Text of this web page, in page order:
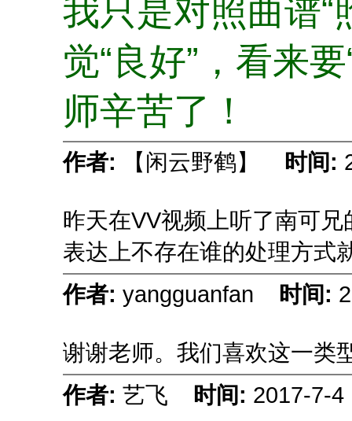
我只是对照曲谱“
觉“良好”，看来
师辛苦了！
作者: 【闲云野鹤】 时间:
昨天在VV视频上听了南可
表达上不存在谁的处理方式
作者: yangguanfan 时间:
谢谢老师。我们喜欢这一类
作者: 艺飞 时间: 2017-7-4